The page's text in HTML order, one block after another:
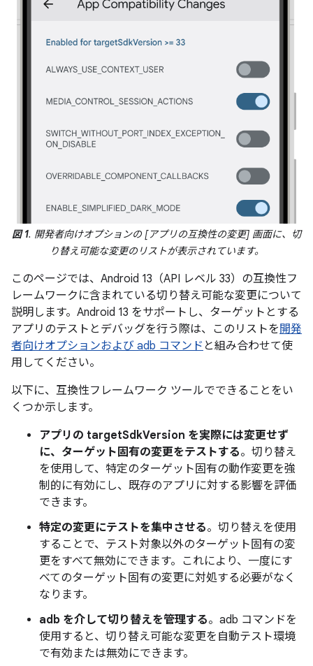
図 1. 開発者向けオプションの [アプリの互換性の変更] 画面に、切
り替え可能な変更のリストが表示されています。
このページでは、Android 13（API レベル 33）の互換性フ
レームワークに含まれている切り替え可能な変更について
説明します。Android 13 をサポートし、ターゲットとする
アプリのテストとデバッグを行う際は、このリストを 開発
者向けオプションおよび adb コマンド と組み合わせて使
用してください。
以下に、互換性フレームワーク ツールでできることをい
くつか示します。
アプリの targetSdkVersion を実際には変更せず
に、ターゲット固有の変更をテストする。切り替え
を使用して、特定のターゲット固有の動作変更を強
制的に有効にし、既存のアプリに対する影響を評価
できます。
特定の変更にテストを集中させる。切り替えを使用
することで、テスト対象以外のターゲット固有の変
更をすべて無効にできます。これにより、一度にす
べてのターゲット固有の変更に対処する必要がなく
なります。
adb を介して切り替えを管理する。adb コマンドを
使用すると、切り替え可能な変更を自動テスト環境
で有効または無効にできます。